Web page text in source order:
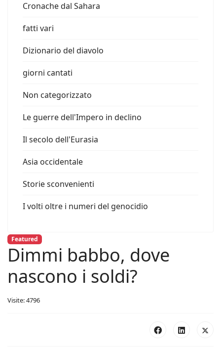
Cronache dal Sahara
fatti vari
Dizionario del diavolo
giorni cantati
Non categorizzato
Le guerre dell'Impero in declino
Il secolo dell'Eurasia
Asia occidentale
Storie sconvenienti
I volti oltre i numeri del genocidio
Featured
Dimmi babbo, dove
nascono i soldi?
Visite: 4796